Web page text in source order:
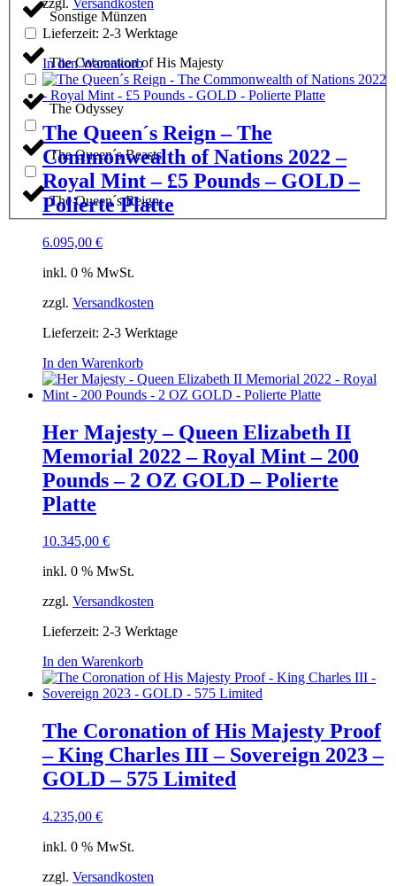
Sonstige Münzen
The Coronation of His Majesty
The Odyssey
The Queen´s Beasts
The Queen´s Reign
Lieferzeit: 2-3 Werktage
In den Warenkorb
The Queen´s Reign – The
Commonwealth of Nations 2022 –
Royal Mint – £5 Pounds – GOLD –
Polierte Platte
6.095,00 €
inkl. 0 % MwSt.
zzgl. Versandkosten
Lieferzeit: 2-3 Werktage
In den Warenkorb
Her Majesty – Queen Elizabeth II
Memorial 2022 – Royal Mint – 200
Pounds – 2 OZ GOLD – Polierte
Platte
10.345,00 €
inkl. 0 % MwSt.
zzgl. Versandkosten
Lieferzeit: 2-3 Werktage
In den Warenkorb
The Coronation of His Majesty Proof
– King Charles III – Sovereign 2023 –
GOLD – 575 Limited
4.235,00 €
inkl. 0 % MwSt.
zzgl. Versandkosten